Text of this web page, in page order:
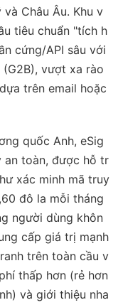
Châu Âu. Khu v
tiêu chuẩn "tích h
cứng/API sâu với
vượt xa rào
trên email hoặc
quốc Anh, eSig
an toàn, được hỗ tr
xác minh mã truy
đô la mỗi tháng
người dùng khôn
cấp giá trị mạnh
trên toàn cầu v
thấp hơn (rẻ hơn
và giới thiệu nha